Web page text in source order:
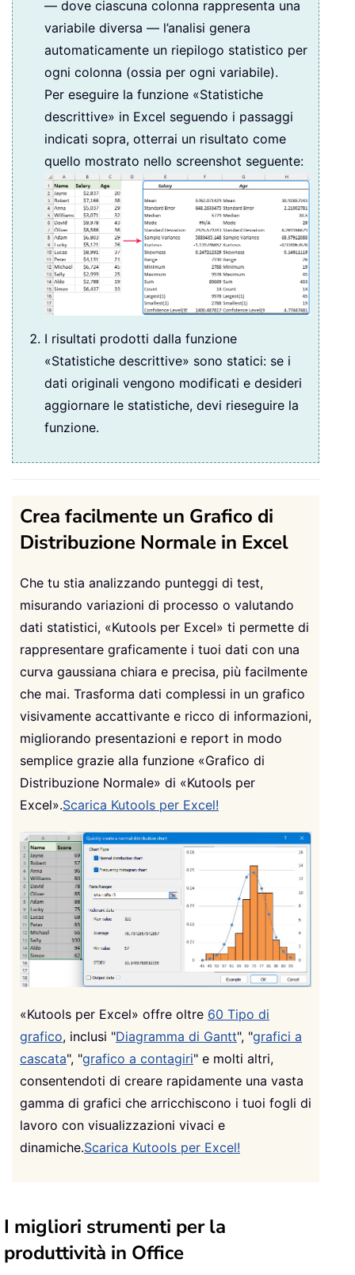
— dove ciascuna colonna rappresenta una
variabile diversa — l’analisi genera
automaticamente un riepilogo statistico per
ogni colonna (ossia per ogni variabile).
Per eseguire la funzione «Statistiche
descrittive» in Excel seguendo i passaggi
indicati sopra, otterrai un risultato come
quello mostrato nello screenshot seguente:
I risultati prodotti dalla funzione
«Statistiche descrittive» sono statici: se i
dati originali vengono modificati e desideri
aggiornare le statistiche, devi rieseguire la
funzione.
Crea facilmente un Grafico di
Distribuzione Normale in Excel
Che tu stia analizzando punteggi di test,
misurando variazioni di processo o valutando
dati statistici, «Kutools per Excel» ti permette di
rappresentare graficamente i tuoi dati con una
curva gaussiana chiara e precisa, più facilmente
che mai. Trasforma dati complessi in un grafico
visivamente accattivante e ricco di informazioni,
migliorando presentazioni e report in modo
semplice grazie alla funzione «Grafico di
Distribuzione Normale» di «Kutools per
Excel».Scarica Kutools per Excel!
«Kutools per Excel» offre oltre 60 Tipo di
grafico, inclusi "Diagramma di Gantt", "grafici a
cascata", "grafico a contagiri" e molti altri,
consentendoti di creare rapidamente una vasta
gamma di grafici che arricchiscono i tuoi fogli di
lavoro con visualizzazioni vivaci e
dinamiche.Scarica Kutools per Excel!
I migliori strumenti per la
produttività in Office